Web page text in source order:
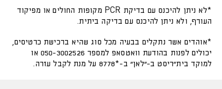
*לא ניתן להיכנס עם בדיקת PCR מקופות החולים או מפיקוד
העורף, ולא ניתן להיכנס עם בדיקה ביתית.
*אוהדים אשר נתקלים בבעיה מכל סוג שהיא ברכישת כרטיסים,
יכולים לפנות בהודעת וואטסאפ למספר 050-3002526 או
למוקד בית״ריסט ב-״לאן״ ב-*8778 על מנת לקבל עזרה.